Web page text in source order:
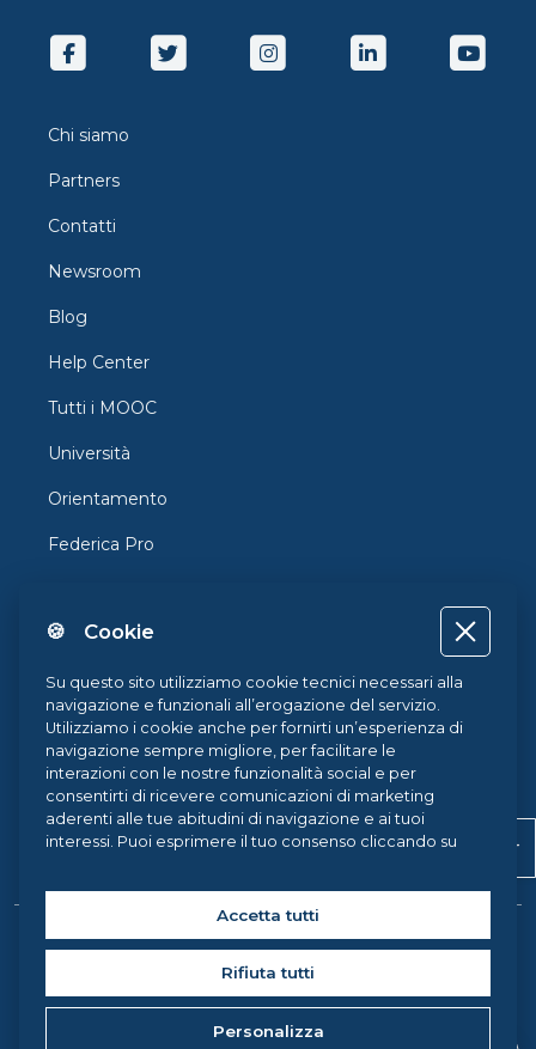
Chi siamo
Partners
Contatti
Newsroom
Blog
Help Center
Tutti i MOOC
Università
Orientamento
Federica Pro
Federica Coursera
Accessibilità
Privacy
Termini e Condizioni
Cookie Policy
Copyright © 2026 Federica Weblearning, all rights reserved. |
Federica Weblearning - Centro di Ateneo per l'Innovazione, la
Sperimentazione e la Diffusione della Didattica Multimediale
Università degli Studi di Napoli Federico II, via Partenope 36 -
🍪 Cookie
Su questo sito utilizziamo cookie tecnici necessari alla
navigazione e funzionali all’erogazione del servizio.
Utilizziamo i cookie anche per fornirti un’esperienza di
navigazione sempre migliore, per facilitare le
interazioni con le nostre funzionalità social e per
consentirti di ricevere comunicazioni di marketing
aderenti alle tue abitudini di navigazione e ai tuoi
interessi. Puoi esprimere il tuo consenso cliccando su
tue preferenze accedendo al nostro
visitando la nostraCookie Policy.
Accetta tutti
Rifiuta tutti
Personalizza